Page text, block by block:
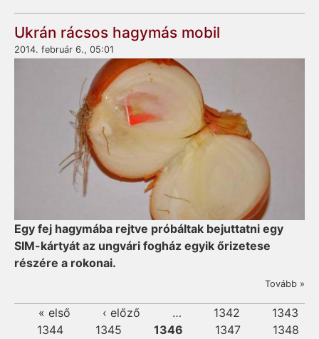
Ukrán rácsos hagymás mobil
2014. február 6., 05:01
Egy fej hagymába rejtve próbáltak bejuttatni egy
SIM-kártyát az ungvári fogház egyik őrizetese
részére a rokonai.
Tovább »
Oldalak« első ‹ előző … 1342
1343
1344
1345 1346 1347
1348